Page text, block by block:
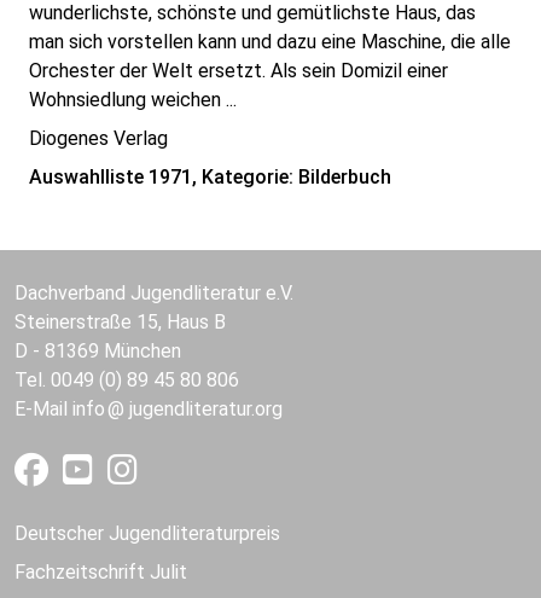
wunderlichste, schönste und gemütlichste Haus, das
man sich vorstellen kann und dazu eine Maschine, die alle
Orchester der Welt ersetzt. Als sein Domizil einer
Wohnsiedlung weichen ...
Diogenes Verlag
Auswahlliste 1971, Kategorie: Bilderbuch
Dachverband Jugendliteratur e.V.
Steinerstraße 15, Haus B
D - 81369 München
Tel. 0049 (0) 89 45 80 806
E-Mail info jugendliteratur.org
Deutscher Jugendliteraturpreis
Fachzeitschrift Julit